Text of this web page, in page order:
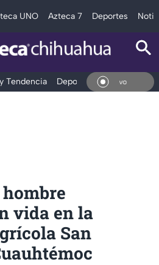
UNO Azteca 7 Deportes
Tendencia Deportes Espectáculos
En
vida en la
San